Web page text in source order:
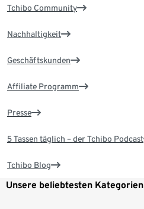
Tchibo Community
Nachhaltigkeit
Geschäftskunden
Affiliate Programm
Presse
5 Tassen täglich – der Tchibo Podcast
Tchibo Blog
Unsere beliebtesten Kategorien